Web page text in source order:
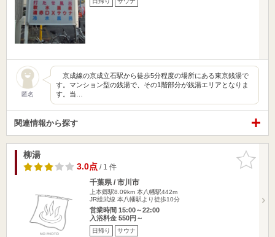
匿名
京成線の京成立石駅から徒歩5分程度の場所にある東京銭湯で
す。マンション型の銭湯で、その1階部分が銭湯エリアとなりま
す。当…
関連情報から探す
お気に入
りに追加
柳湯
3.0点/ 1 件
千葉県 / 市川市
上本郷駅8.09km 本八幡駅442m
JR総武線 本八幡駅より徒歩10分
営業時間 15:00～22:00
入浴料金 550円～
日帰り サウナ